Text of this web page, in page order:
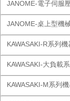
JANOME-電子伺服
JANOME-桌上型機
KAWASAKI-R系列機
KAWASAKI-大負載
KAWASAKI-M系列機